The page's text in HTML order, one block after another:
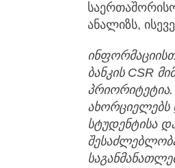
ანალიზს,
ბანკისCSR
პრიორიტეტია.
ახორციელებს
სტუდენტისა